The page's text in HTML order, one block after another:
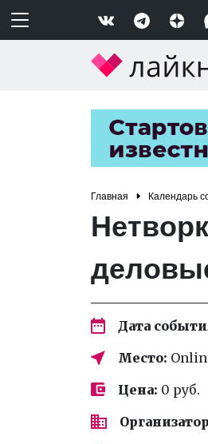
Главная Календарь
Дата
Место:
Цена: 0 руб.